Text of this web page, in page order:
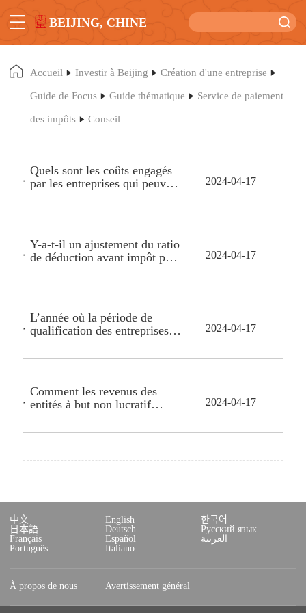
BEIJING, CHINE
Accueil Investir à Beijing
Création d'une entreprise
Guide de Focus
Guide thématique
Service de paiement
des impôts
Conseil
Quels sont les coûts engagés
par les entreprises qui peuvent
l’impôt sur le revenu des
2024-04-17
Y-a-t-il un ajustement du ratio
de déduction avant impôt pour
calcul de l’impôt sur le revenu
2024-04-17
L’année où la période de
qualification des entreprises
quel taux d’imposition les
de l’impôt sur le revenu avant
la nouvelle évaluation ?
2024-04-17
Comment les revenus des
entités à but non lucratif
comme des revenus exonérés
2024-04-17
中文 English
한국어
日本語
Deutsch
Русский язык
Français
Español
العربية
Português
Italiano
À propos de nous Avertissement général